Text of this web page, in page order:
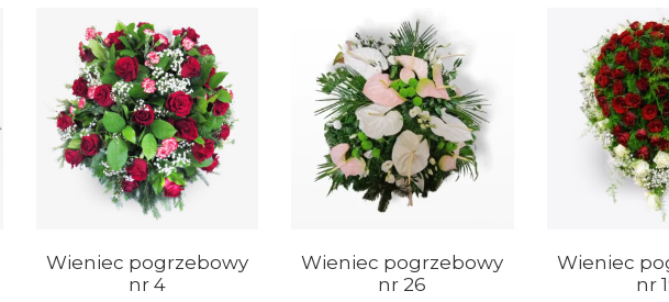
Wieniec pogrzebowy
nr 4
Wieniec pogrzebowy
nr 26
Wieniec
nr